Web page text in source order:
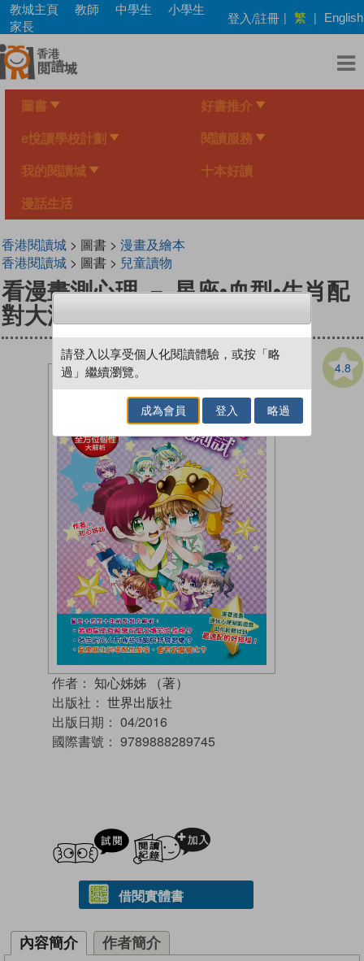
Skip
main
content
教城主頁 教師 中學生
小學生
家長
登入/註冊 | 繁 | English
圖書 好書推介
e悅讀學校計劃 閱讀服務
我的閱讀城 十本好讀
漫話生活
香港閱讀城> 圖書 > 漫畫及繪本
香港閱讀城> 圖書 > 兒童讀物
看漫畫測心理 － 星座•血型•生肖配
對大測試
4.8
作者： 知心姊姊 （著）
出版社： 世界出版社
出版日期： 04/2016
國際書號： 9789888289745
試閲
借閱實體書
內容簡介 作者簡介
請登入以享受個人化閱讀體驗，或按「略
過」繼續瀏覽。
成為會員 登入 略過